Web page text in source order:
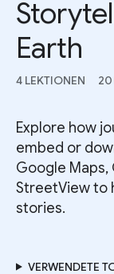
Earth
4 LEKTIONEN 20
Explore how
embed or
Google Maps,
StreetView to
stories.
VERWENDETE